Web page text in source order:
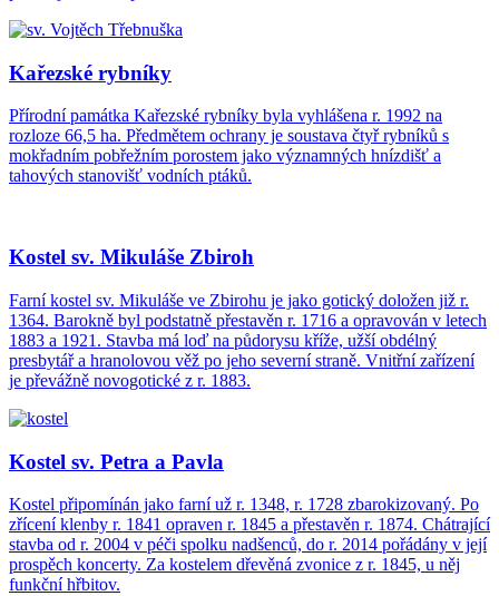
Kařezské rybníky
Přírodní památka Kařezské rybníky byla vyhlášena r. 1992 na
rozloze 66,5 ha. Předmětem ochrany je soustava čtyř rybníků s
mokřadním pobřežním porostem jako významných hnízdišť a
tahových stanovišť vodních ptáků.
Kostel sv. Mikuláše Zbiroh
Farní kostel sv. Mikuláše ve Zbirohu je jako gotický doložen již r.
1364. Barokně byl podstatně přestavěn r. 1716 a opravován v letech
1883 a 1921. Stavba má loď na půdorysu kříže, užší obdélný
presbytář a hranolovou věž po jeho severní straně. Vnitřní zařízení
je převážně novogotické z r. 1883.
Kostel sv. Petra a Pavla
Kostel připomínán jako farní už r. 1348, r. 1728 zbarokizovaný. Po
zřícení klenby r. 1841 opraven r. 1845 a přestavěn r. 1874. Chátrající
stavba od r. 2004 v péči spolku nadšenců, do r. 2014 pořádány v její
prospěch koncerty. Za kostelem dřevěná zvonice z r. 1845, u něj
funkční hřbitov.